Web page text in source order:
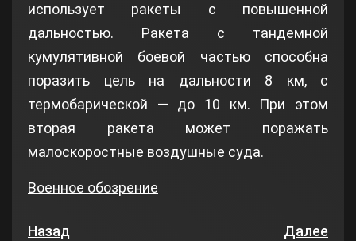
использует ракеты с повышенной
дальностью. Ракета с тандемной
кумулятивной боевой частью способна
поразить цель на дальности 8 км, с
термобарической — до 10 км. При этом
вторая ракета может поражать
малоскоростные воздушные суда.
Военное обозрение
Назад
Далее